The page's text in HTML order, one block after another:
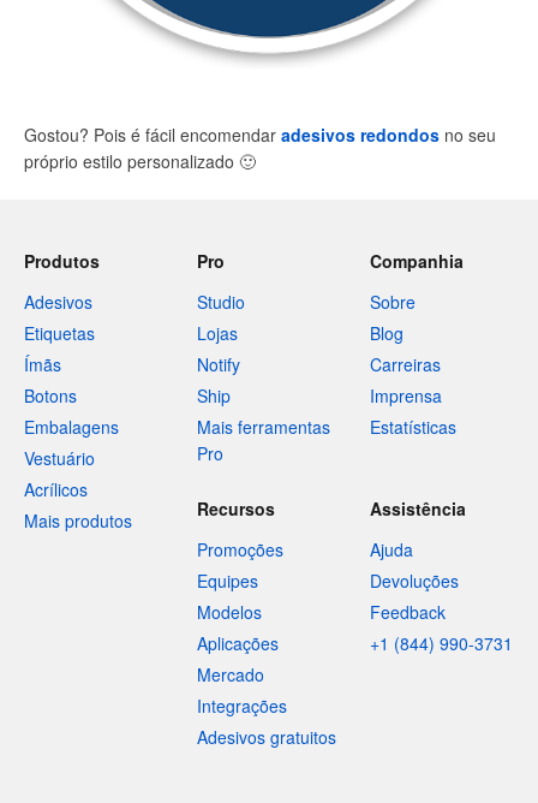
Gostou? Pois é fácil encomendar adesivos redondos no seu
próprio estilo personalizado 🙂
Produtos
Adesivos
Etiquetas
Ímãs
Botons
Embalagens
Vestuário
Acrílicos
Mais produtos
Pro
Studio
Lojas
Notify
Ship
Mais ferramentas
Pro
Companhia
Sobre
Blog
Carreiras
Imprensa
Estatísticas
Recursos
Promoções
Equipes
Modelos
Aplicações
Mercado
Integrações
Adesivos gratuitos
Assistência
Ajuda
Devoluções
Feedback
+1 (844) 990-3731